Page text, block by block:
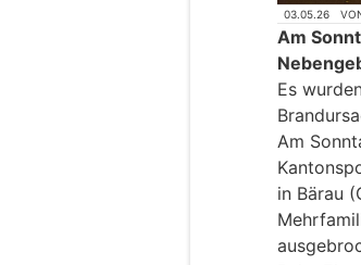
03.05.26
Am
Es
Am
in Bärau